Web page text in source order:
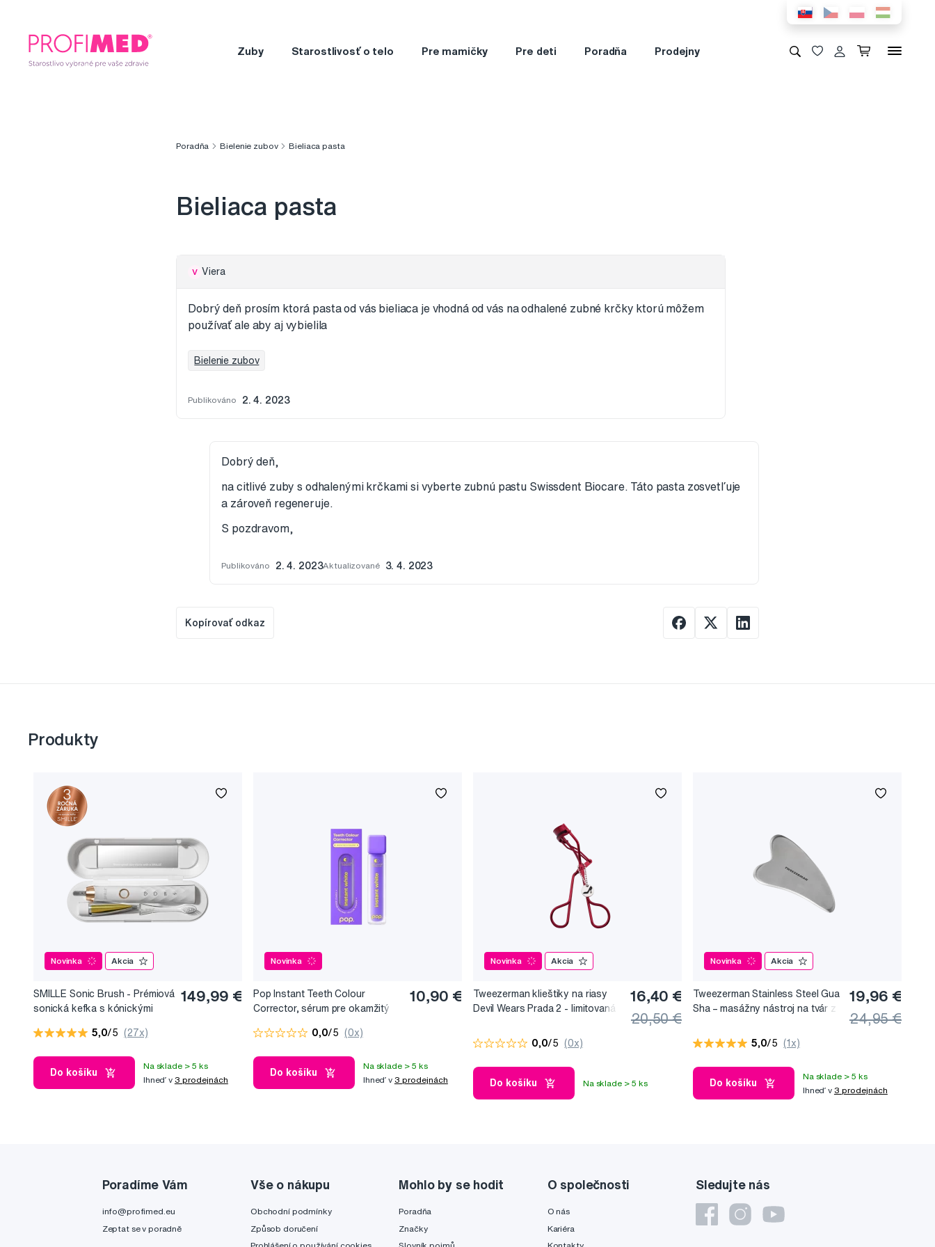
Zuby Starostlivosť o telo Pre mamičky Pre deti Poradňa Prodejny
Poradňa Bielenie zubov Bieliaca pasta
Bieliaca pasta
V Viera
Dobrý deň prosím ktorá pasta od vás bieliaca je vhodná od vás na odhalené zubné krčky ktorú môžem
používať ale aby aj vybielila
Bielenie zubov
Publikováno 2. 4. 2023
Dobrý deň,
na citlivé zuby s odhalenými krčkami si vyberte zubnú pastu Swissdent Biocare. Táto pasta zosvetľuje
a zároveň regeneruje.
S pozdravom,
Publikováno 2. 4. 2023Aktualizované 3. 4. 2023
Kopírovať odkaz
Produkty
Novinka Akcia
SMILLE Sonic Brush - Prémiová
sonická kefka s kónickými
149,99 €
5,0/5 (27x)
Do košíku
Na sklade > 5 ks
Ihneď v 3 prodejnách
Novinka
Pop Instant Teeth Colour
Corrector, sérum pre okamžitý
10,90 €
0,0/5 (0x)
Do košíku
Na sklade > 5 ks
Ihneď v 3 prodejnách
Novinka Akcia
Tweezerman klieštiky na riasy
Devil Wears Prada 2 - limitovaná
16,40 €
20,50 €
0,0/5 (0x)
Do košíku Na sklade > 5 ks
Novinka Akcia
Tweezerman Stainless Steel Gua
Sha –⁠⁠⁠⁠⁠⁠ masážny nástroj na tvár z
19,96 €
24,95 €
5,0/5 (1x)
Do košíku
Na sklade > 5 ks
Ihneď v 3 prodejnách
Sledujte nás
Poradíme Vám
info@profimed.eu
Zeptat se v poradně
Vše o nákupu
Obchodní podmínky
Způsob doručení
Prohlášení o používání cookies
Mohlo by se hodit
Poradňa
Značky
Slovník pojmů
O společnosti
O nás
Kariéra
Kontakty